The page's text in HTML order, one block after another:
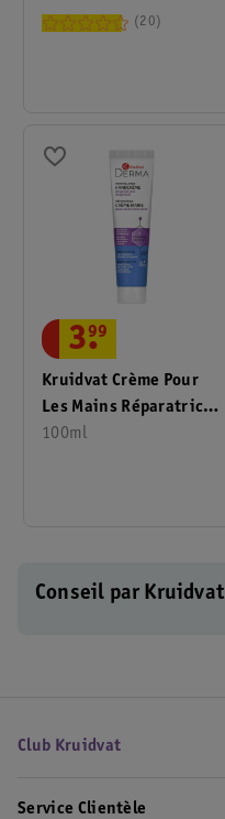
20
Kruidvat Crème Pour
Les Mains Réparatrice
Derma
100ml
3.
99
Conseil par Kruidvat
Club Kruidvat
Service Clientèle